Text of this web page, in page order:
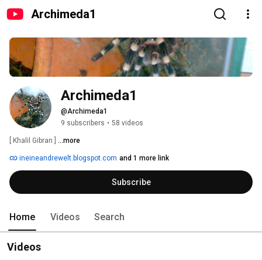
Archimeda1
Archimeda1
@Archimeda1
9 subscribers • 58 videos
[ Khalil Gibran ] ...more
ineineandrewelt.blogspot.com and 1 more link
Subscribe
Home Videos Search
Videos